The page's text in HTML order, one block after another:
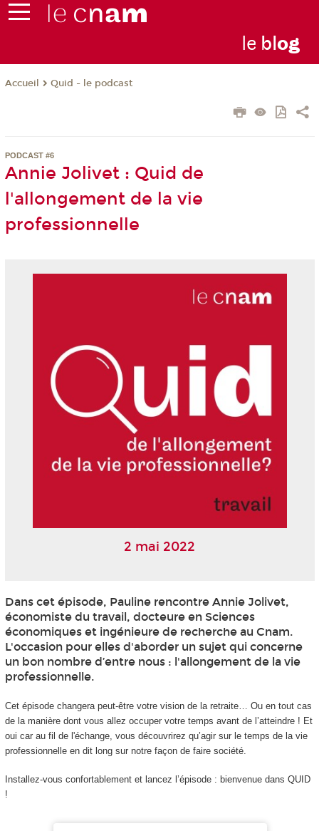
le blog
Accueil Quid - le podcast
PODCAST #6
Annie Jolivet : Quid de
l'allongement de la vie
professionnelle
2 mai 2022
Dans cet épisode, Pauline rencontre Annie Jolivet,
économiste du travail, docteure en Sciences
économiques et ingénieure de recherche au Cnam.
L'occasion pour elles d'aborder un sujet qui concerne
un bon nombre d’entre nous : l'allongement de la vie
professionnelle.
Cet épisode changera peut-être votre vision de la retraite… Ou en tout cas
de la manière dont vous allez occuper votre temps avant de l’atteindre ! Et
oui car au fil de l'échange, vous découvrirez qu’agir sur le temps de la vie
professionnelle en dit long sur notre façon de faire société.
Installez-vous confortablement et lancez l’épisode : bienvenue dans QUID
!